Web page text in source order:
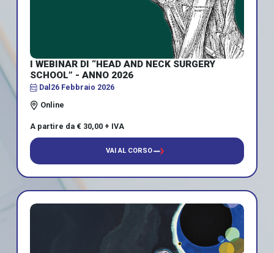
I WEBINAR DI “HEAD AND NECK SURGERY
SCHOOL” - ANNO 2026
Dal 26 Febbraio 2026
Online
A partire da € 30,00 + IVA
VAI AL CORSO